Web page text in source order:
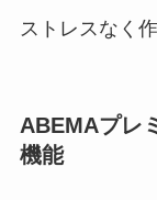
ストレスなく
ABEMAプレ
機能